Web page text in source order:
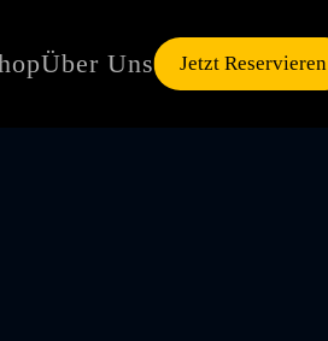
Über Uns Jetzt Reservieren